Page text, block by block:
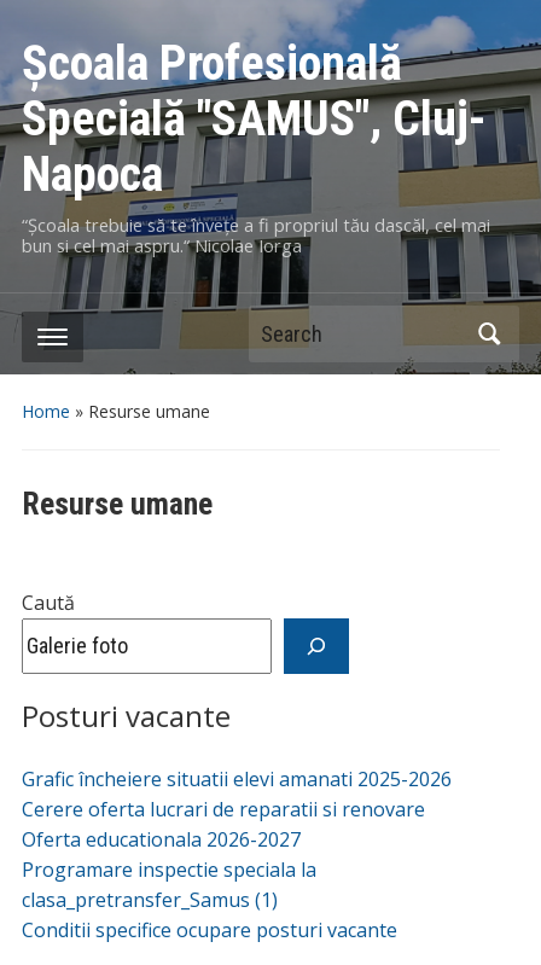
Școala Profesională
Specială "SAMUS", Cluj-
Napoca
“Școala trebuie să te învețe a fi propriul tău dascăl, cel mai
bun si cel mai aspru.“ Nicolae Iorga
Search
Home » Resurse umane
Caută
Posturi vacante
Grafic încheiere situatii elevi amanati 2025-2026
Cerere oferta lucrari de reparatii si renovare
Oferta educationala 2026-2027
Programare inspectie speciala la
clasa_pretransfer_Samus (1)
Conditii specifice ocupare posturi vacante
Resurse umane